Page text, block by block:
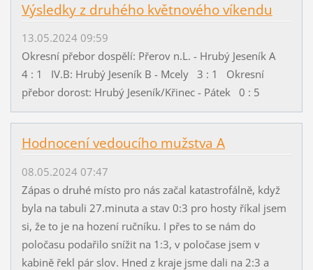
Výsledky z druhého květnového víkendu
13.05.2024 09:59
Okresní přebor dospělí: Přerov n.L. - Hrubý Jeseník A
4 : 1 IV.B: Hrubý Jeseník B - Mcely 3 : 1 Okresní
přebor dorost: Hrubý Jeseník/Křinec - Pátek 0 : 5
Hodnocení vedoucího mužstva A
08.05.2024 07:47
Zápas o druhé místo pro nás začal katastrofálně, když
byla na tabuli 27.minuta a stav 0:3 pro hosty říkal jsem
si, že to je na hození ručníku. I přes to se nám do
poločasu podařilo snížit na 1:3, v poločase jsem v
kabině řekl pár slov. Hned z kraje jsme dali na 2:3 a